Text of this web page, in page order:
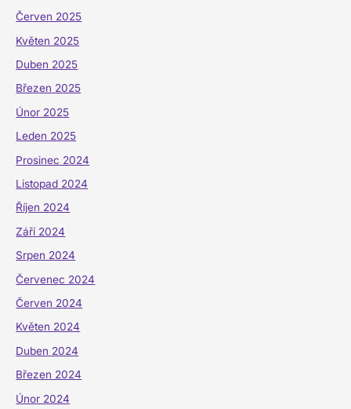
Červen 2025
Květen 2025
Duben 2025
Březen 2025
Únor 2025
Leden 2025
Prosinec 2024
Listopad 2024
Říjen 2024
Září 2024
Srpen 2024
Červenec 2024
Červen 2024
Květen 2024
Duben 2024
Březen 2024
Únor 2024